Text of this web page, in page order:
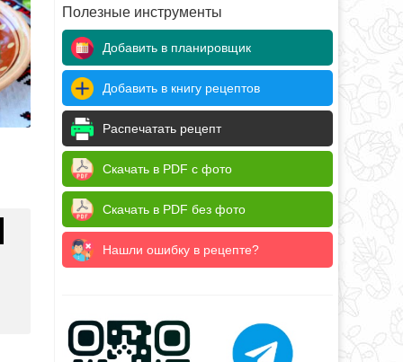
Полезные инструменты
Добавить в планировщик
Добавить в книгу рецептов
Распечатать рецепт
Скачать в PDF с фото
Скачать в PDF без фото
Нашли ошибку в рецепте?